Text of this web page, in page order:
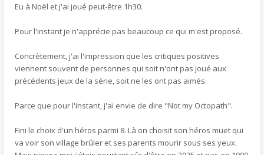
Eu à Noël et j'ai joué peut-être 1h30.
Pour l'instant je n'apprécie pas beaucoup ce qui m'est proposé.
Concrètement, j'ai l'impression que les critiques positives
viennent souvent de personnes qui soit n'ont pas joué aux
précédents jeux de la série, soit ne les ont pas aimés.
Parce que pour l'instant, j'ai envie de dire "Not my Octopath".
Fini le choix d'un héros parmi 8. Là on choisit son héros muet qui
va voir son village brûler et ses parents mourir sous ses yeux.